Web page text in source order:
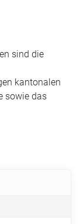
sind die
kantonalen
sowie das